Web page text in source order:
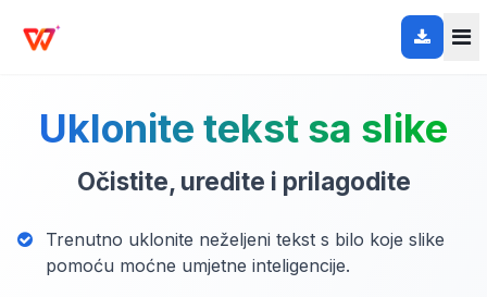
Uklonite tekst sa slike
Očistite, uredite i prilagodite
Trenutno uklonite neželjeni tekst s bilo koje slike
pomoću moćne umjetne inteligencije.